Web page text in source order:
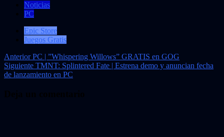
Noticias
PC
Epic Store
Juegos Gratis
Navegación
de
AnteriorPC | ”Whispering Willows” GRATIS en GOG
Siguiente TMNT: Splintered Fate | Estrena demo y anuncian fecha
de lanzamiento en PC